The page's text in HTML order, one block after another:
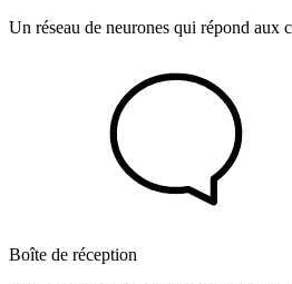
Un réseau de neurones qui répond aux
Boîte de réception